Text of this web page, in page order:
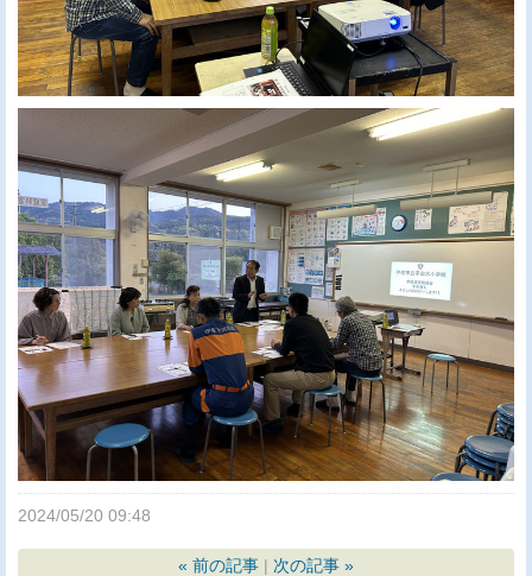
2024/05/20 09:48
« 前の記事 次の記事 »